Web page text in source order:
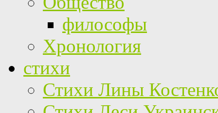
философы
Хронология
стихи
Стихи Лины